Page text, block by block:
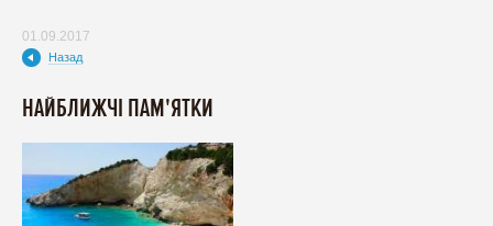
01.09.2017
Назад
НАЙБЛИЖЧІ ПАМ'ЯТКИ